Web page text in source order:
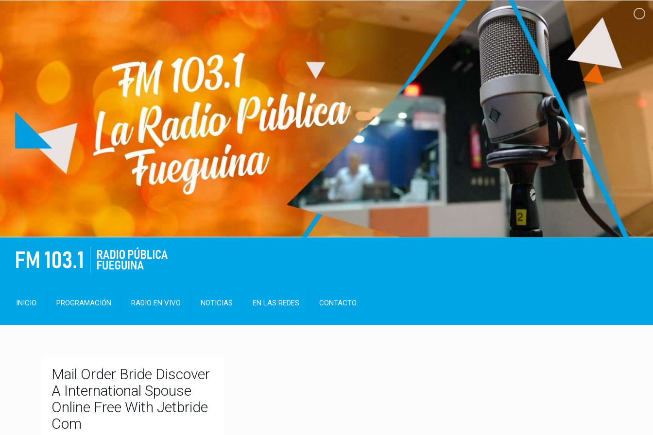
INICIO PROGRAMACIÓN RADIO EN VIVO NOTICIAS EN LAS REDES CONTACTO
Mail Order Bride Discover
A International Spouse
Online Free With Jetbride
Com